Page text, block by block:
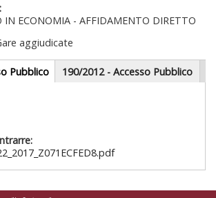
IN ECONOMIA - AFFIDAMENTO DIRETTO
aggiudicate
Pubblico(scheda
attiva)
190/2012 - Accesso Pubblico
redazionale